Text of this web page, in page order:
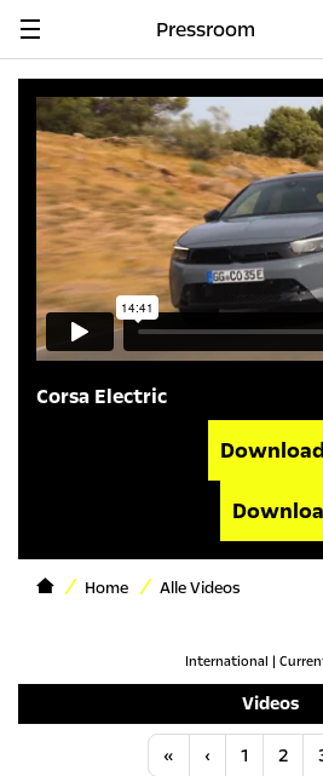
Navigation
Pressroom
Corsa Electric
Home Alle Videos
International |
Videos
« Anfang
‹ Vorherige
1 2